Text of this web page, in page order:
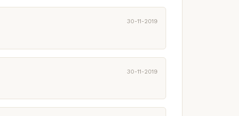
30-11-2019
30-11-2019